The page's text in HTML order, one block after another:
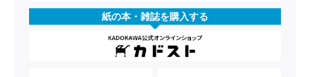
紙の本・雑誌を購入する